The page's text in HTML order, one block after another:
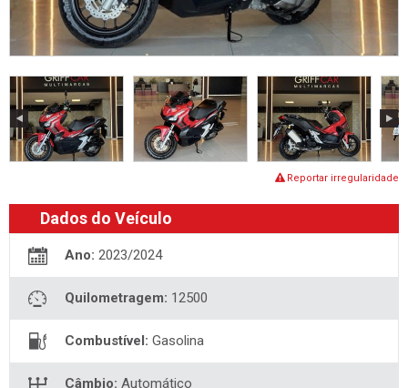
Reportar irregularidade
Dados do Veículo
Ano:2023/2024
Quilometragem:12500
Combustível:Gasolina
Câmbio:Automático